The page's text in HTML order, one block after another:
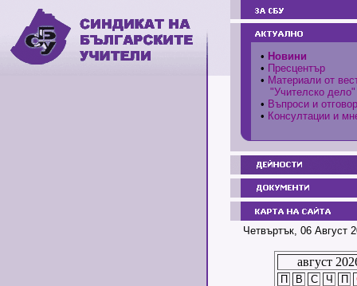
• Новини
• Пресцентър
• Материали от
"Учителско дело"
• Въпроси и
• Консултации и
Четвъртък, 06 Август
август
П В С Ч П